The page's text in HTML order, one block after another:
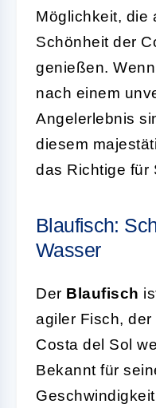
Möglichkeit, die
Schönheit der
genießen.
nach einem
Angelerlebnis
diesem
das Richtige für
Blaufisch:
Wasser
Der Blaufisch
agiler Fisch,
Costa del Sol
Bekannt für